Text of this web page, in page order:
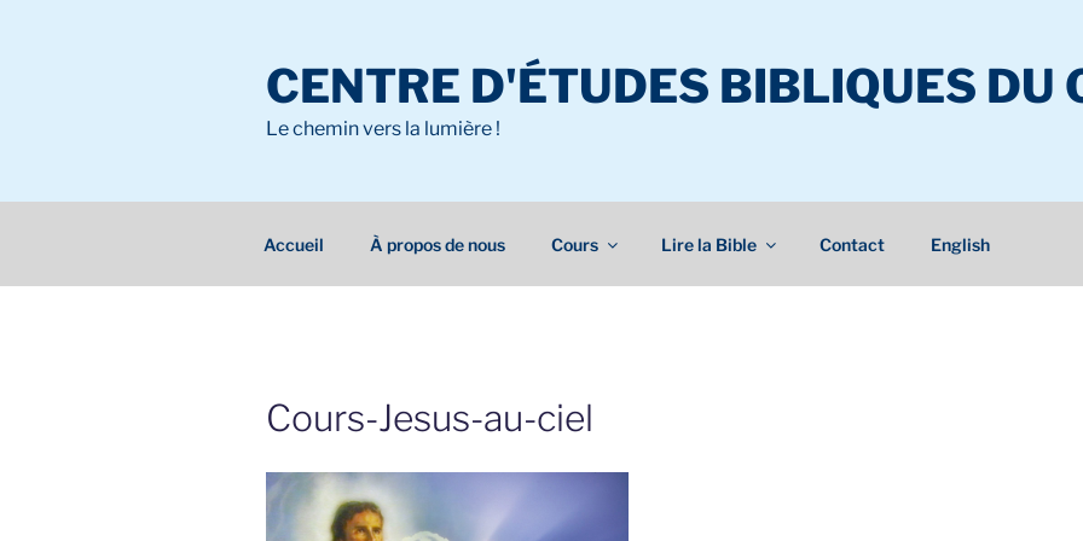
CENTRE D'ÉTUDES BIBLIQUES DU
Le chemin vers la lumière !
Accueil À propos de nous Cours Lire la Bible Contact English
Cours-Jesus-au-ciel